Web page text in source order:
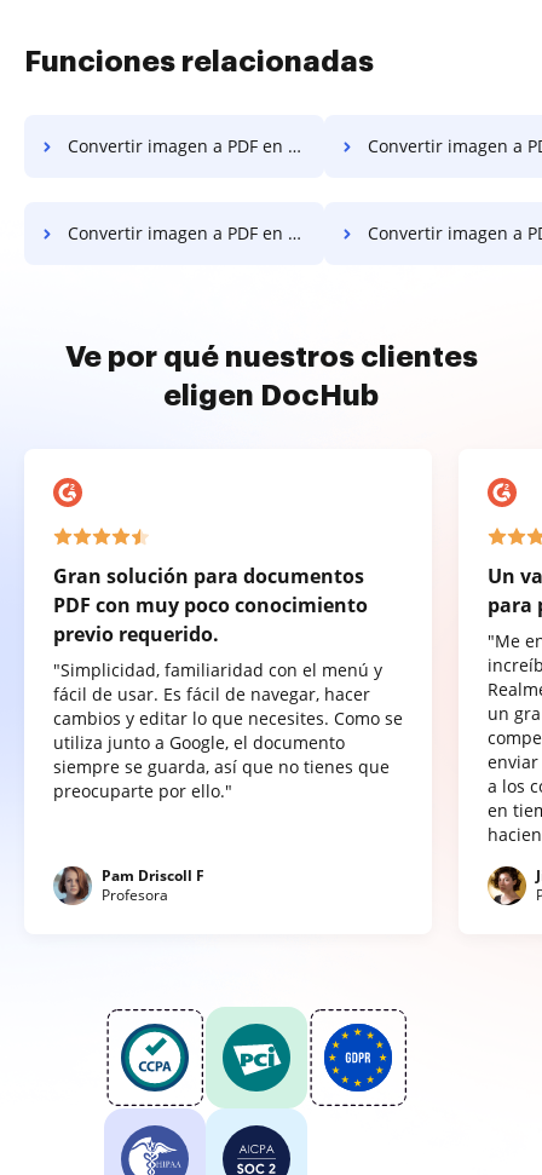
Funciones relacionadas
Convertir imagen a PDF en Motorola Convertir imagen a PDF
Convertir imagen a PDF en Xiaomi Convertir imagen a PDF
Ve por qué nuestros clientes
eligen DocHub
Gran solución para documentos
PDF con muy poco conocimiento
previo requerido.
"Simplicidad, familiaridad con el menú y
fácil de usar. Es fácil de navegar, hacer
cambios y editar lo que necesites. Como se
utiliza junto a Google, el documento
siempre se guarda, así que no tienes que
preocuparte por ello."
Pam Driscoll F
Profesora
Un
para
"Me
un
a los
en